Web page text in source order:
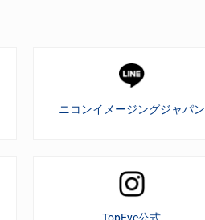
ニコンイメージングジャパン